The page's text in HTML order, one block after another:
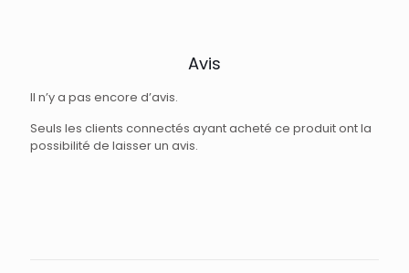
Avis
Il n’y a pas encore d’avis.
Seuls les clients connectés ayant acheté ce produit ont la
possibilité de laisser un avis.